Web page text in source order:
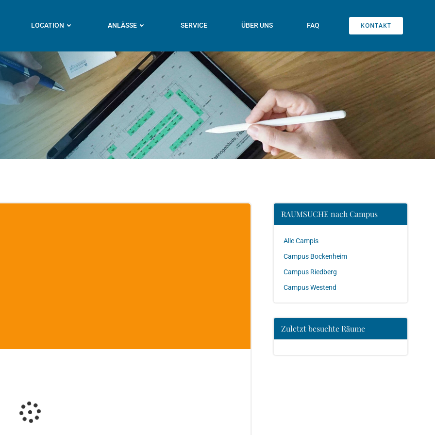
LOCATION ANLÄSSE SERVICE ÜBER UNS FAQ KONTAKT
RAUMSUCHE nach Campus
Alle Campis
Campus Bockenheim
Campus Riedberg
Campus Westend
Zuletzt besuchte Räume